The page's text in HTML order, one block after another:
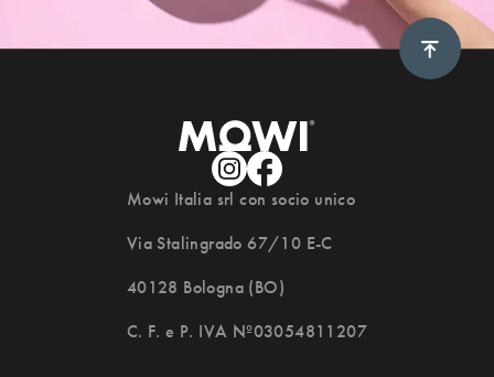
Scroll
Mowi Italia srl con socio unico
Via Stalingrado 67/10 E-C
40128 Bologna (BO)
C. F. e P. IVA Nº03054811207